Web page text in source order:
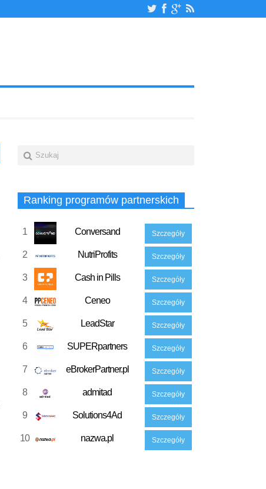
Ranking programów partnerskich
1 Conversand Szczegóły
2 NutriProfits Szczegóły
3 Cash in Pills Szczegóły
4 Ceneo Szczegóły
5 LeadStar Szczegóły
6 SUPERpartners Szczegóły
7 eBrokerPartner.pl Szczegóły
8 admitad Szczegóły
9 Solutions4Ad Szczegóły
10 nazwa.pl Szczegóły